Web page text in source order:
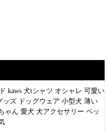
kaws 犬tシャツ オシャレ 可愛い
ッズ ドッグウェア 小型犬 薄い
ゃん 愛犬 犬アクセサリー ペッ